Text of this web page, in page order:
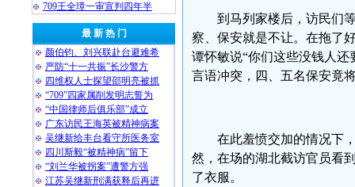
709王全璋一审宣判四年半
最 新 热 门
颜伯钧、刘兴联赴台避难希
严防“十一共振”长沙警方
四维权人士探望邵明亮被抓
“709”四家属削发明志誓为
“中国律师后俱乐部”成立
广东访民王海英被精神病案
吴继新给丰台看守所医务室
四川斯毅“被精神病”留下
“刘兰华被拐案”遭警方强
江苏吴继新刑满获释后再进
到马列家楼后，访民们
察、保安就是不让。在拖了
谭怀敏说“你们这些没钱人还
言语冲突，四、五名保安竟
在此羞愤交加的情况下
然，在场的湖北截访官员看
了衣服。